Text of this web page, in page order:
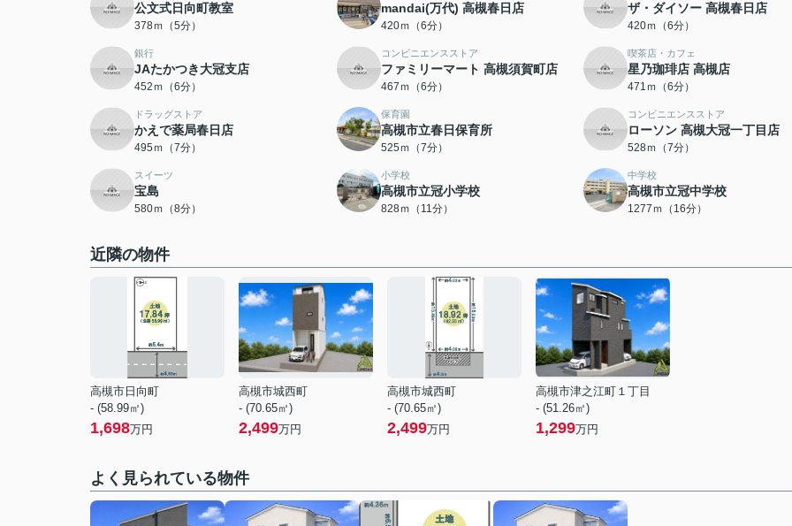
公文式日向町教室
378ｍ（5分）
mandai(万代) 高槻春日店
420ｍ（6分）
ザ・ダイソー 高槻春日店
420ｍ（6分）
銀行
JAたかつき大冠支店
452ｍ（6分）
コンビニエンスストア
ファミリーマート 高槻須賀町店
467ｍ（6分）
喫茶店・カフェ
星乃珈琲店 高槻店
471ｍ（6分）
ドラッグストア
かえで薬局春日店
495ｍ（7分）
保育園
高槻市立春日保育所
525ｍ（7分）
コンビニエンスストア
ローソン 高槻大冠一丁目店
528ｍ（7分）
スイーツ
宝島
580ｍ（8分）
小学校
高槻市立冠小学校
828ｍ（11分）
中学校
高槻市立冠中学校
1277ｍ（16分）
近隣の物件
高槻市日向町
- (58.99㎡)
1,698万円
高槻市城西町
- (70.65㎡)
2,499万円
高槻市城西町
- (70.65㎡)
2,499万円
高槻市津之江町１丁目
- (51.26㎡)
1,299万円
よく見られている物件